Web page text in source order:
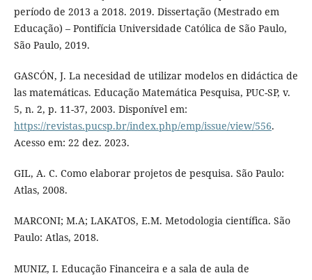
período de 2013 a 2018. 2019. Dissertação (Mestrado em
Educação) – Pontifícia Universidade Católica de São Paulo,
São Paulo, 2019.
GASCÓN, J. La necesidad de utilizar modelos en didáctica de
las matemáticas. Educação Matemática Pesquisa, PUC-SP, v.
5, n. 2, p. 11-37, 2003. Disponível em:
https://revistas.pucsp.br/index.php/emp/issue/view/556.
Acesso em: 22 dez. 2023.
GIL, A. C. Como elaborar projetos de pesquisa. São Paulo:
Atlas, 2008.
MARCONI; M.A; LAKATOS, E.M. Metodologia científica. São
Paulo: Atlas, 2018.
MUNIZ, I. Educação Financeira e a sala de aula de